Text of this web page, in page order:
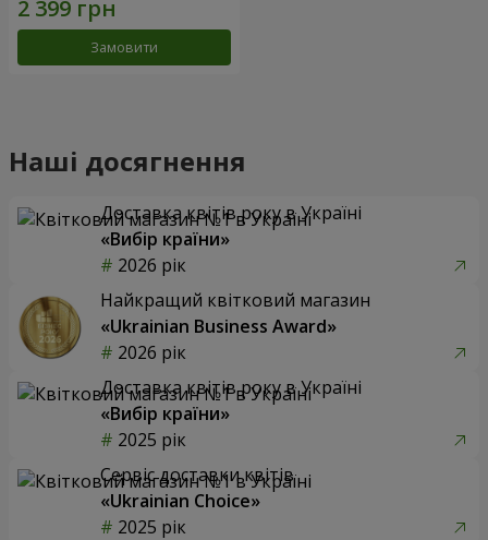
Замовити
Наші досягнення
Доставка квітів року в Україні
«Вибір країни»
2026 рік
Найкращий квітковий магазин
«Ukrainian Business Award»
2026 рік
Доставка квітів року в Україні
«Вибір країни»
2025 рік
Сервіс доставки квітів
«Ukrainian Choice»
2025 рік